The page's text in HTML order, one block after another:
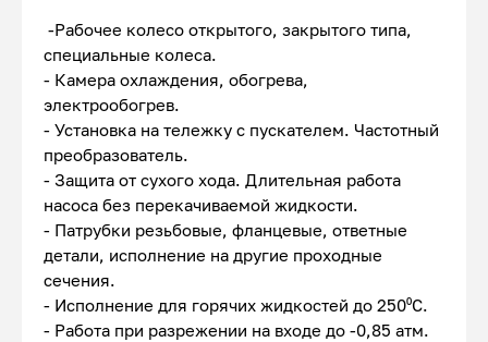
-Рабочее колесо открытого, закрытого типа,
специальные колеса.
- Камера охлаждения, обогрева,
электрообогрев.
- Установка на тележку с пускателем. Частотный
преобразователь.
- Защита от сухого хода. Длительная работа
насоса без перекачиваемой жидкости.
- Патрубки резьбовые, фланцевые, ответные
детали, исполнение на другие проходные
сечения.
- Исполнение для горячих жидкостей до 250⁰С.
- Работа при разрежении на входе до -0,85 атм.